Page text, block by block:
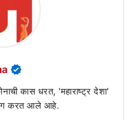
कास धरत, 'महाराष्ट्र देशा'
करत आले आहे.